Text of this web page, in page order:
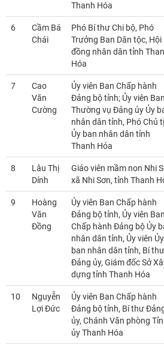
Thanh Hóa
6
Cầm Bá
Chái
Phó Bí thư Chi bộ, Phó
Trưởng Ban Dân tộc, Hội
đồng nhân dân tỉnh
Hóa
7
Cao
Văn
Cường
Ủy viên Ban Chấp hành
Đảng bộ tỉnh; Ủy viên Ban
Thường vụ Đảng ủy Ủy
nhân dân tỉnh, Phó Chủ
Ủy ban nhân dân tỉnh
Thanh Hóa
8
Lâu Thị
Dính
Giáo viên mầm non Nhi
xã Nhi Sơn, tỉnh Thanh
9
Hoàng
Văn
Đồng
Ủy viên Ban Chấp hành
Đảng bộ tỉnh, Ủy viên Ban
Chấp hành Đảng bộ Ủy
nhân dân tỉnh, Ủy viên Ủy
ban nhân dân tỉnh, Bí thư
Đảng ủy, Giám đốc Sở
dựng tỉnh Thanh Hóa
10
Nguyễn
Lợi Đức
Ủy viên Ban Chấp hành
Đảng bộ tỉnh, Bí thư
ủy, Chánh Văn phòng
ủy Thanh Hóa